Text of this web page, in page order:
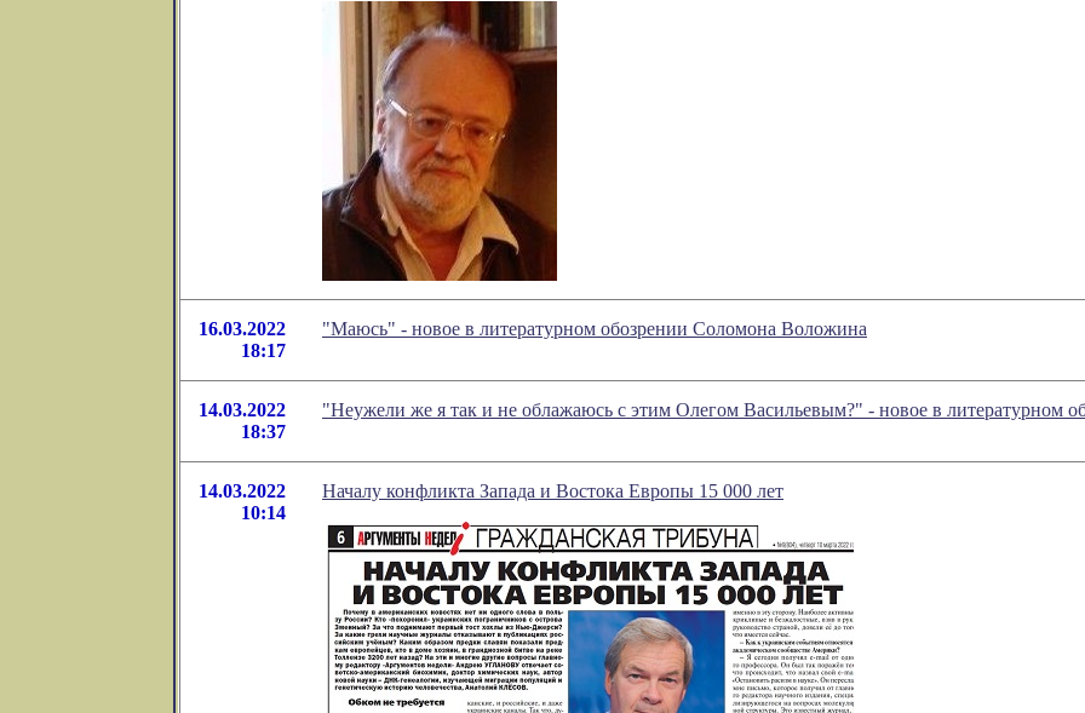
16.03.2022
18:17
"Маюсь" - новое в литературном обозрении Соломона Воложина
14.03.2022
18:37
"Неужели же я так и не облажаюсь с этим Олегом Васильевым?" - новое в литературном
14.03.2022
10:14
Началу конфликта Запада и Востока Европы 15 000 лет